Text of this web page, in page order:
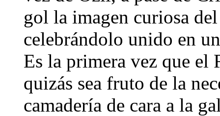
gol la imagen curiosa
celebrándolo unido en
Es la primera vez que el
quizás sea fruto de la
camadería de cara a la